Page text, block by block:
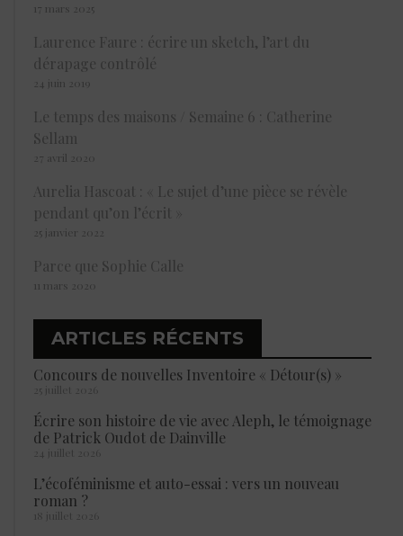
17 mars 2025
Laurence Faure : écrire un sketch, l’art du
dérapage contrôlé
24 juin 2019
Le temps des maisons / Semaine 6 : Catherine
Sellam
27 avril 2020
Aurelia Hascoat : « Le sujet d’une pièce se révèle
pendant qu’on l’écrit »
25 janvier 2022
Parce que Sophie Calle
11 mars 2020
ARTICLES RÉCENTS
Concours de nouvelles Inventoire « Détour(s) »
25 juillet 2026
Écrire son histoire de vie avec Aleph, le témoignage
de Patrick Oudot de Dainville
24 juillet 2026
L’écoféminisme et auto-essai : vers un nouveau
roman ?
18 juillet 2026